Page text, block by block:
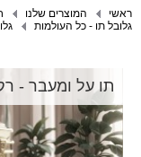
ראשי המוצרים שלנו
גלובל תו - כל העולמות
תו על ומעבר -